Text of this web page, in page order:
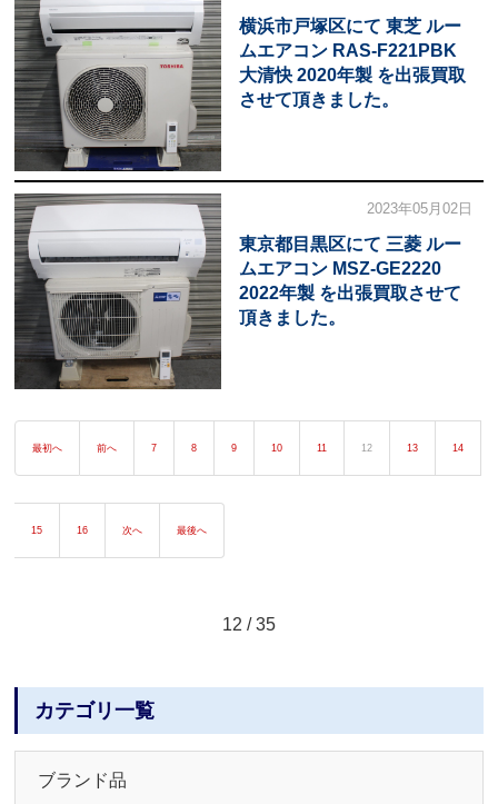
横浜市戸塚区にて 東芝 ルー
ムエアコン RAS-F221PBK
大清快 2020年製 を出張買取
させて頂きました。
2023年05月02日
東京都目黒区にて 三菱 ルー
ムエアコン MSZ-GE2220
2022年製 を出張買取させて
頂きました。
最初へ 前へ 7 8 9 10 11 12 13 14
15 16 次へ 最後へ
12 / 35
カテゴリ一覧
ブランド品